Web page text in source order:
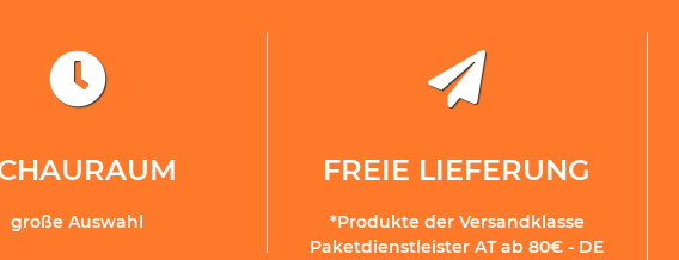
große Auswahl
FREIE LIEFERUNG
*Produkte der Versandklasse
Paketdienstleister AT ab 80€ - DE